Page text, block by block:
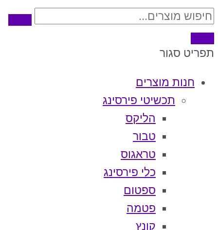
תפריט סגור
חנות מוצרים
תכשיטי פירסינג
הליקס
טבור
טראגוס
כלי פירסינג
ספטום
פטמה
קונץ